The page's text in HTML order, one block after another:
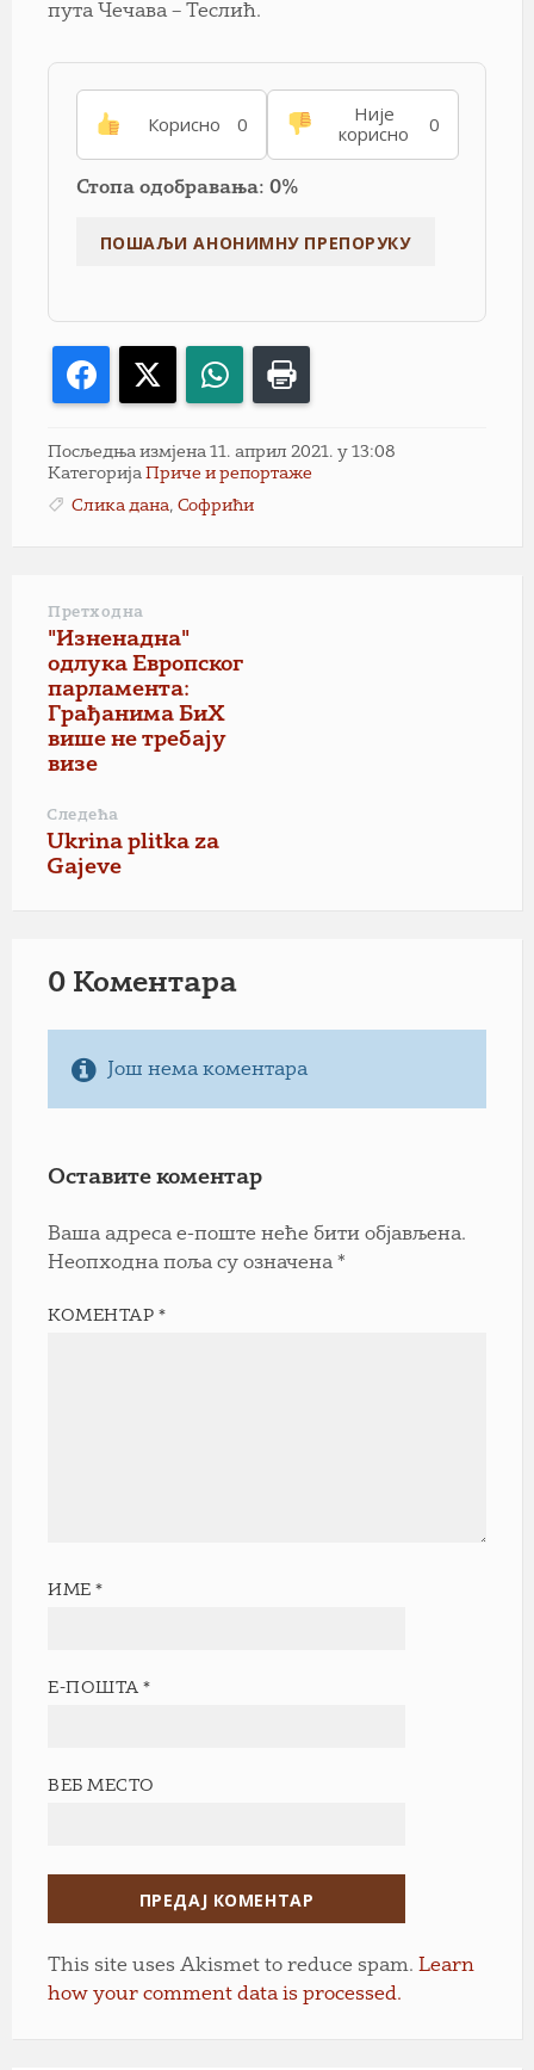
пута Чечава – Теслић.
Корисно 0
Није
корисно
0
Стопа одобравања: 0%
Facebook WhatsApp
Посљедња измјена 11. април 2021. у 13:08
Категорија Приче и репортаже
Слика дана, Софрићи
Претходна
"Изненадна"
одлука Европског
парламента:
Грађанима БиХ
више не требају
визе
Следећа
Ukrina plitka za
Gajeve
0 Коментарa
Још нема коментара
Оставите коментар
Ваша адреса е-поште неће бити објављена.
Неопходна поља су означена *
КОМЕНТАР*
ИМЕ*
Е-ПОШТА*
ВЕБ МЕСТО
This site uses Akismet to reduce spam. Learn
how your comment data is processed.